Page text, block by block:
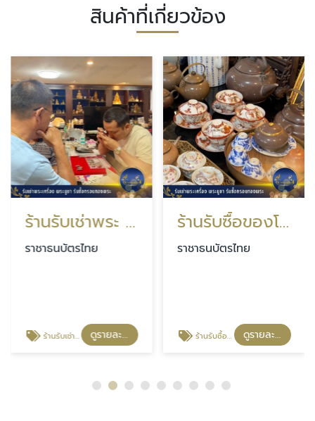
สินค้าที่เกี่ยวข้อง
ร้านรับเช่าพระ อุดรธานี
ราชาธนบัตรไทย
ร้านรับเช่าพระ อุดรธานี ดูรายละเอียด
ร้านรับซื้อของโบราณ ใกล้ฉัน
ราชาธนบัตรไทย
ร้านรับซื้อของโบราณ ใกล้ฉัน ดูรายละเอียด